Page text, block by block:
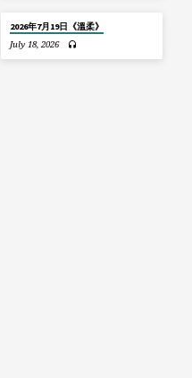
2026年7月19日《溫柔》
July 18, 2026